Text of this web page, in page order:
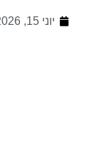
יוני 15, 2026